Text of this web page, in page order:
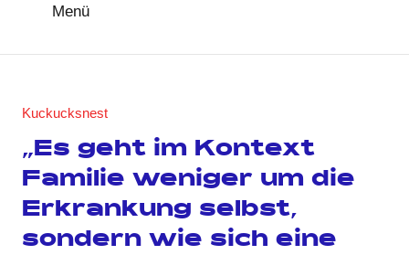
Menü
Kuckucksnest
„Es geht im Kontext
Familie weniger um die
Erkrankung selbst,
sondern wie sich eine